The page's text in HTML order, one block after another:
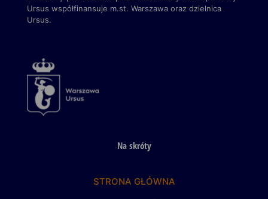
Ursus współfinansuje m.st. Warszawa oraz dzielnica
Ursus.
Na skróty
STRONA GŁÓWNA